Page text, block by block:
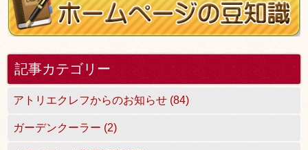
記事カテゴリー
アトリエクレフからのお知らせ (84)
ガーデンクーラー (2)